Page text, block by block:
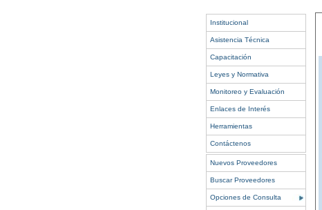
Institucional
Asistencia Técnica
Capacitación
Leyes y Normativa
Monitoreo y Evaluación
Enlaces de Interés
Herramientas
Contáctenos
Nuevos Proveedores
Buscar Proveedores
Opciones de Consulta